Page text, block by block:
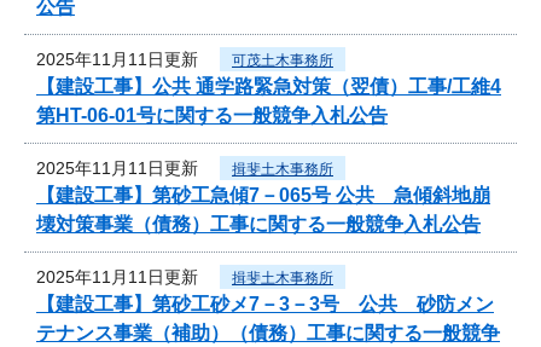
公告
2025年11月11日更新 可茂土木事務所
【建設工事】公共 通学路緊急対策（翌債）工事/工維4
第HT-06-01号に関する一般競争入札公告
2025年11月11日更新 揖斐土木事務所
【建設工事】第砂工急傾7－065号 公共 急傾斜地崩
壊対策事業（債務）工事に関する一般競争入札公告
2025年11月11日更新 揖斐土木事務所
【建設工事】第砂工砂メ7－3－3号 公共 砂防メン
テナンス事業（補助）（債務）工事に関する一般競争